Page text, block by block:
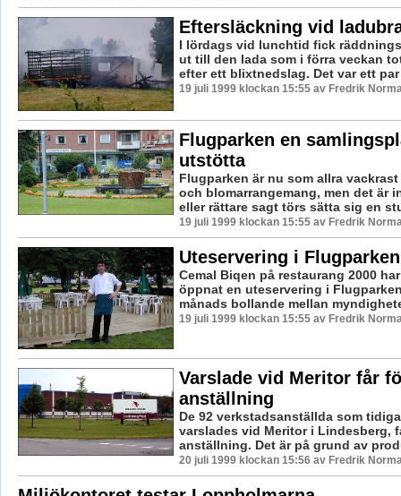
Eftersläckning vid
I lördags vid lunchtid fick
ut till den lada som i förra veckan
efter ett blixtnedslag. Det var ett par
19 juli 1999 klockan 15:55 av Fredrik
Flugparken en
utstötta
Flugparken är nu som allra
och blomarrangemang, men det är
eller rättare sagt törs sätta sig en
19 juli 1999 klockan 15:55 av Fredrik
Uteservering i Flugparken
Cemal Biqen på restaurang 2000
öppnat en uteservering i
månads bollande mellan
19 juli 1999 klockan 15:55 av Fredrik
Varslade vid Meritor får
anställning
De 92 verkstadsanställda som
varslades vid Meritor i Lindesberg,
anställning. Det är på grund av
20 juli 1999 klockan 15:56 av Fredrik